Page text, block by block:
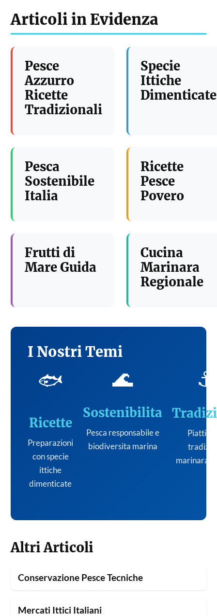
Articoli in Evidenza
Pesce
Azzurro
Ricette
Tradizionali
Specie
Ittiche
Dimenticate
Pesca
Sostenibile
Italia
Ricette
Pesce
Povero
Frutti di
Mare Guida
Cucina
Marinara
Regionale
I Nostri Temi
🐟
Ricette
Preparazioni
con specie
ittiche
dimenticate
🌊
Sostenibilita
Pesca responsabile e
biodiversita marina
⚓
Piatti
marinara
Altri Articoli
Conservazione Pesce Tecniche
Mercati Ittici Italiani